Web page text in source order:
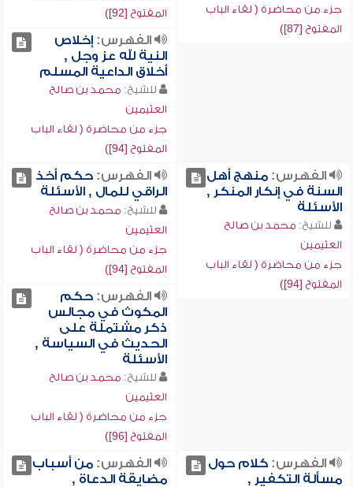
جزء من محاضرة ( لقاء الباب
المفتوح [87])
المفتوح [92])
الفهرس:إخلاص
النية لله عز وجل ,
أخلاق الداعية المسلم
للشيخ: محمد بن صالح
العثيمين
جزء من محاضرة ( لقاء الباب
المفتوح [94])
الفهرس:منهج أهل
السنة في إنكار المنكر ,
الأسئلة
للشيخ: محمد بن صالح
العثيمين
جزء من محاضرة ( لقاء الباب
المفتوح [94])
الفهرس:حكم أخذ
الراقي للمال , الأسئلة
للشيخ: محمد بن صالح
العثيمين
جزء من محاضرة ( لقاء الباب
المفتوح [94])
الفهرس:حكم
المكوث في مجالس
ذكر مشتملة على
الحديث في السياسة ,
الأسئلة
للشيخ: محمد بن صالح
العثيمين
جزء من محاضرة ( لقاء الباب
المفتوح [96])
الفهرس:كلام حول
مسألة التكفير ,
الفهرس:من أسباب
مضايقة الدعاة ,